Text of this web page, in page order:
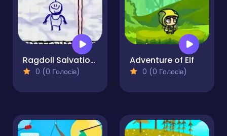
Ragdoll Salvation - Bow Master
0 (0 Голосів)
Adventure of Elf
0 (0 Голосів)